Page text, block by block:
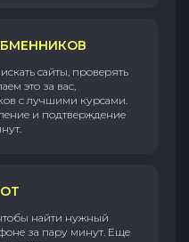
сайты, проверять
это за вас,
с лучшими курсами.
и подтверждение
найти нужный
за пару минут. Еще